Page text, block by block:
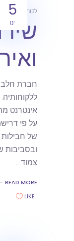
5
ינו
לקוחות מאמרים
חברת חלב
אינטרנט
על פי
של
ובסביבות
צמוד
READ MORE
LIKE